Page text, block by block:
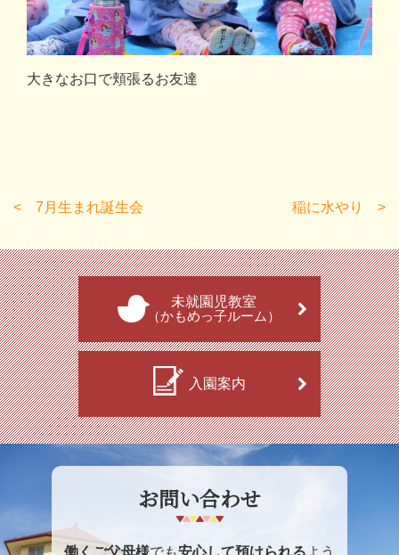
大きなお口で頬張るお友達
7月生まれ誕生会 稲に水やり
未就園児教室
（かもめっ子ルーム）
入園案内
お問い合わせ
働くご父母様でも安心して預けられるよう